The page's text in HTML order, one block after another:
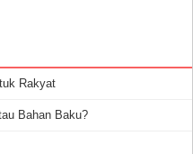
Rakyat
Bahan Baku?